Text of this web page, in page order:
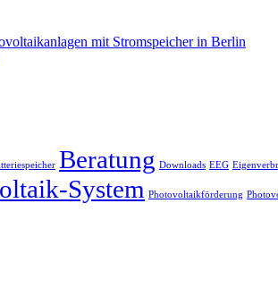
mit Stromspeicher in Berlin
Beratung Downloads EEG
System Photovoltaikförderung